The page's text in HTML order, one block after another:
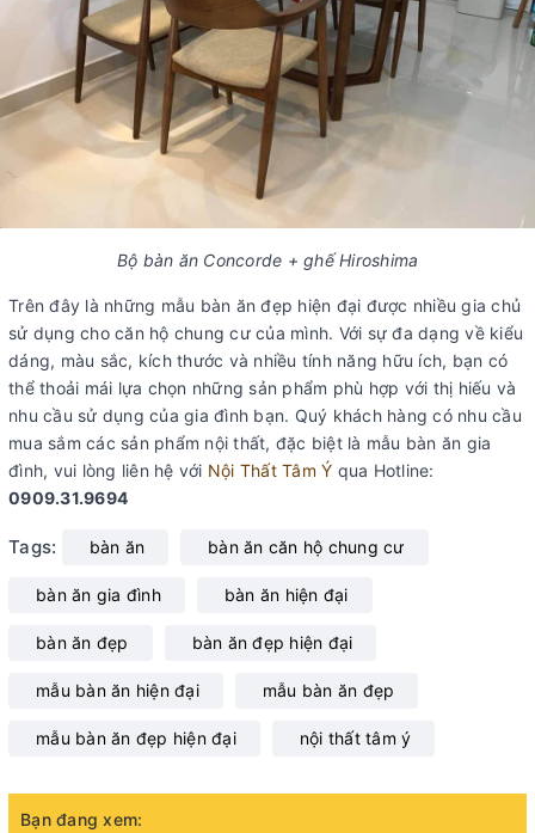
Bộ bàn ăn Concorde + ghế Hiroshima
Trên đây là những mẫu bàn ăn đẹp hiện đại được nhiều gia chủ
sử dụng cho căn hộ chung cư của mình. Với sự đa dạng về kiểu
dáng, màu sắc, kích thước và nhiều tính năng hữu ích, bạn có
thể thoải mái lựa chọn những sản phẩm phù hợp với thị hiếu và
nhu cầu sử dụng của gia đình bạn. Quý khách hàng có nhu cầu
mua sắm các sản phẩm nội thất, đặc biệt là mẫu bàn ăn gia
đình, vui lòng liên hệ với Nội Thất Tâm Ý qua Hotline:
0909.31.9694
Tags: bàn ăn bàn ăn căn hộ chung cư
bàn ăn gia đình bàn ăn hiện đại
bàn ăn đẹp bàn ăn đẹp hiện đại
mẫu bàn ăn hiện đại mẫu bàn ăn đẹp
mẫu bàn ăn đẹp hiện đại nội thất tâm ý
Bạn đang xem: